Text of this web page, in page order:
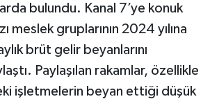
bulundu. Kanal 7’ye konuk
meslek gruplarının 2024 yılına
brüt gelir beyanlarını
Paylaşılan rakamlar, özellikle
işletmelerin beyan ettiği düşük